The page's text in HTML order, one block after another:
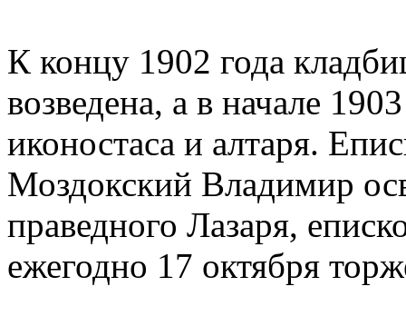
К концу 1902 года
возведена, а в начале
иконостаса и алтаря.
Моздокский Владимир
праведного Лазаря,
ежегодно 17 октября